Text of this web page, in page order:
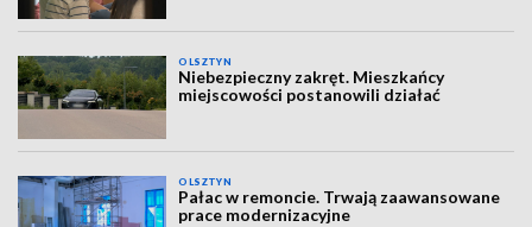
OLSZTYN
Niebezpieczny zakręt. Mieszkańcy
miejscowości postanowili działać
OLSZTYN
Pałac w remoncie. Trwają zaawansowane
prace modernizacyjne